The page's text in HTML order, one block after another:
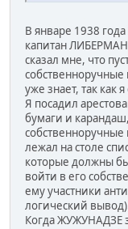
В январе 1938
капитан
сказал мне, что
уже знает, так как
Я посадил
бумаги и
лежал на столе
которые должны
войти в его
ему участники
логический
Когда ЖУЖУНАДЗЕ